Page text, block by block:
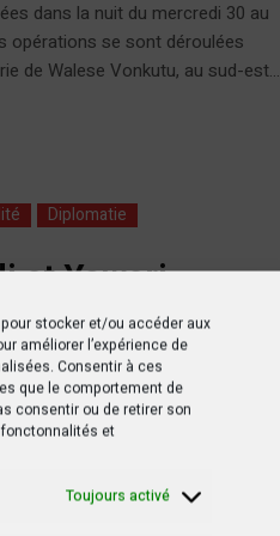
stocker et/ou accéder aux
améliorer l’expérience de
Consentir à ces
que le comportement de
consentir ou de retirer son
et
Toujours activé
dans la nuit du mercredi 30 au
opérations se sont déroulées
de Walese Vonkutu, au sud-est...
Diplomatie
et Yoweri
situation
RDC
du Congo (RDC), est
pour une rencontre avec son
centrée sur la sécurité